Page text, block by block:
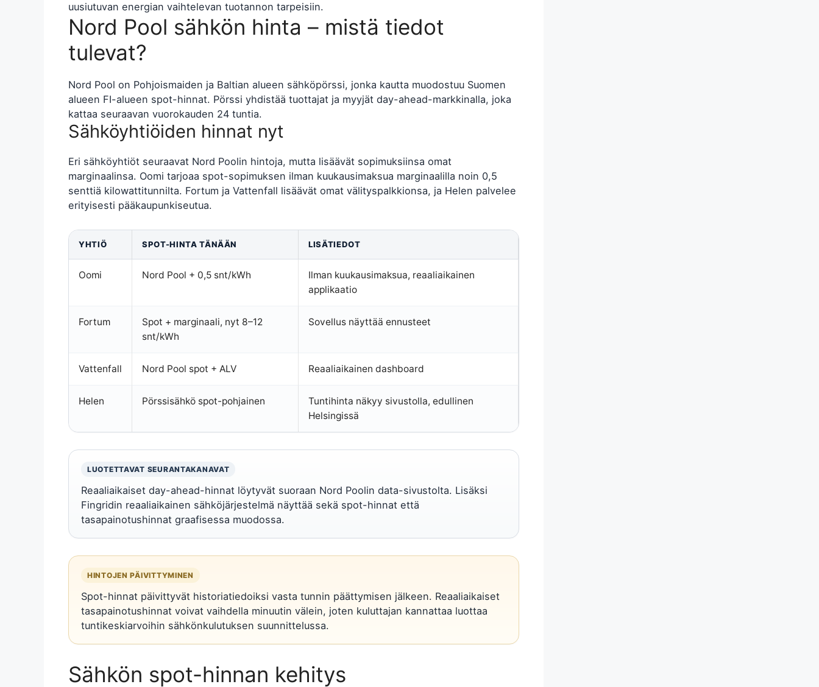
uusiutuvan energian vaihtelevan tuotannon tarpeisiin.
Nord Pool sähkön hinta – mistä tiedot
tulevat?
Nord Pool on Pohjoismaiden ja Baltian alueen sähköpörssi, jonka kautta muodostuu Suomen
alueen FI-alueen spot-hinnat. Pörssi yhdistää tuottajat ja myyjät day-ahead-markkinalla, joka
kattaa seuraavan vuorokauden 24 tuntia.
Sähköyhtiöiden hinnat nyt
Eri sähköyhtiöt seuraavat Nord Poolin hintoja, mutta lisäävät sopimuksiinsa omat
marginaalinsa. Oomi tarjoaa spot-sopimuksen ilman kuukausimaksua marginaalilla noin 0,5
senttiä kilowattitunnilta. Fortum ja Vattenfall lisäävät omat välityspalkkionsa, ja Helen palvelee
erityisesti pääkaupunkiseutua.
YHTIÖ SPOT-HINTA TÄNÄÄN LISÄTIEDOT
Oomi Nord Pool + 0,5 snt/kWh
Ilman kuukausimaksua, reaaliaikainen
applikaatio
Fortum
Spot + marginaali, nyt 8–12
snt/kWh
Sovellus näyttää ennusteet
Vattenfall Nord Pool spot + ALV Reaaliaikainen dashboard
Helen Pörssisähkö spot-pohjainen
Tuntihinta näkyy sivustolla, edullinen
Helsingissä
LUOTETTAVAT SEURANTAKANAVAT
Reaaliaikaiset day-ahead-hinnat löytyvät suoraan Nord Poolin data-sivustolta. Lisäksi
Fingridin reaaliaikainen sähköjärjestelmä näyttää sekä spot-hinnat että
tasapainotushinnat graafisessa muodossa.
HINTOJEN PÄIVITTYMINEN
Spot-hinnat päivittyvät historiatiedoiksi vasta tunnin päättymisen jälkeen. Reaaliaikaiset
tasapainotushinnat voivat vaihdella minuutin välein, joten kuluttajan kannattaa luottaa
tuntikeskiarvoihin sähkönkulutuksen suunnittelussa.
Sähkön spot-hinnan kehitys